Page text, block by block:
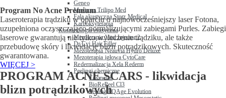
Program No Acne Premium
Laseroterapia trądziku w oparciu o najnowocześniejszy laser Fotona,
uzupełniona oczyszczająco-normalizującymi zabiegami Purles. Zabiegi
laserowe gwarantują nie tylko wyleczenie trądziku, ale także
przebudowę skóry i likwidację blizn potrądzikowych. Skuteczność
gwarantowana.
WIĘCEJ >
PROGRAM ACNE SCARS - likwidacja
blizn potrądzikowych
Geneo
Maximus Trilipo Med
Fala akustyczna Storz Medical
Karboksyterapia
Kosmetologia estetyczna
Mezoterapia Vital Injector 2
Dr Cyj Hair Filler
Mezoterapia Neauvia Hydro Deluxe
Mezoterapia igłowa CytoCare
Redermalizacja Xela Rederm
Peelingi chemiczne
Cosmelan
BioRePeel Cl3
Peeling PQAge Evolution